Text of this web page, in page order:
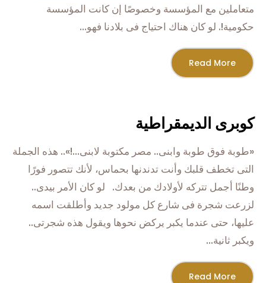
متعاملين مع المؤسسة وخصوصًا إن كانت المؤسسة
حكومية!. لو كان هناك احتياج فى بلادنا فهو...
Read More
كوبرى الديمقراطية
«طوبة فوق طوبة وابنى.. مصر مكتوبة لابنى…!».. هذه الجملة
التى تخطف قلبك وأنت تدندنها بحماس، لأنك تتصور فورًا
وطنًا أجمل تتركه لأولادك من بعدك. لو كان الأمر بيدى..
لزرعت شجرة فى شارع كل مولود جديد وأطلقت اسمه
عليها، حتى عندما يكبر يركض نحوها ويقول هذه شجرتى..
ويكبر ثانية...
Read More